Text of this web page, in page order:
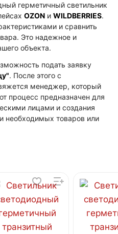
герметичный светильник
OZON и WILDBERRIES.
и сравнить
Это надежное и
объекта.
подать заявку
. После этого с
менеджер, который
процесс предназначен для
лицами и создания
необходимых товаров или